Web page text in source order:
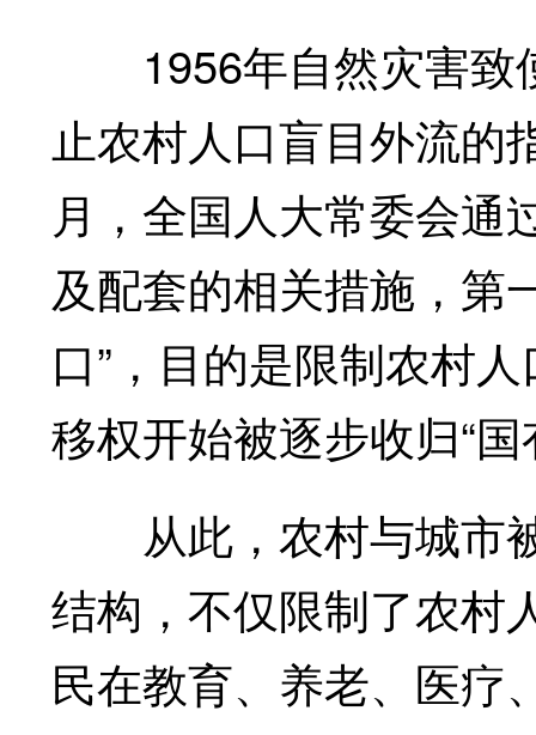
1956年自然灾害致
止农村人口盲目外流的
月，全国人大常委会通
及配套的相关措施，第
口”，目的是限制农村
移权开始被逐步收归“国
从此，农村与城市
结构，不仅限制了农村
民在教育、养老、医疗